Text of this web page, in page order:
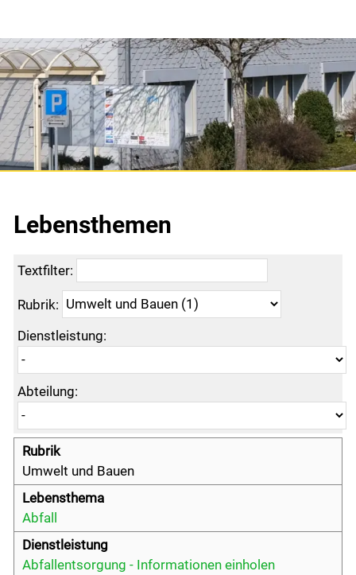
Themen
Praktisches
Persönliches
Bildung
Arbeit
Umwelt und Bauen
Sicherheit
Staat und Recht
Behörden
Lebensthemen
Textfilter:
Rubrik:
Dienstleistung:
Abteilung:
Umwelt und Bauen
Abfall
Abfallentsorgung - Informationen einholen